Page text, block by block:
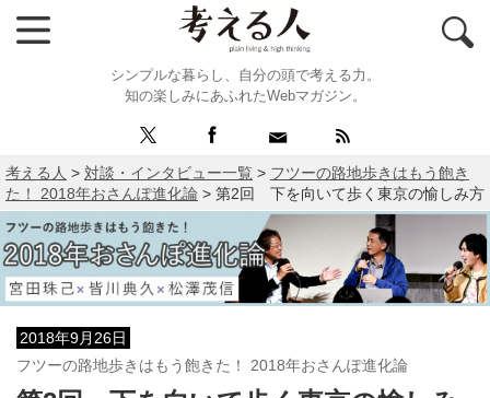
シンプルな暮らし、自分の頭で考える力。
知の楽しみにあふれたWebマガジン。
考える人 > 対談・インタビュー一覧 > フツーの路地歩きはもう飽き
た！ 2018年おさんぽ進化論 > 第2回 下を向いて歩く東京の愉しみ方
2018年9月26日
フツーの路地歩きはもう飽きた！ 2018年おさんぽ進化論